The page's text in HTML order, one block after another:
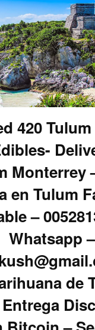
420
Monterrey
en Tulum
–
Whatsapp –
de